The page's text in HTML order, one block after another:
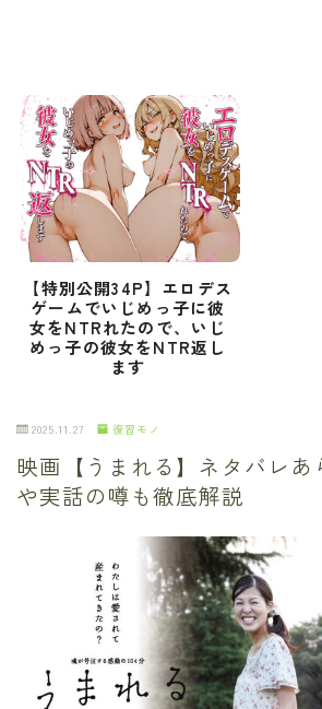
【特別公開34P】エロデス
ゲームでいじめっ子に彼
女をNTRれたので、いじ
めっ子の彼女をNTR返し
ます
2025.11.27 復習モノ
映画【うまれる】ネタバレあ
や実話の噂も徹底解説